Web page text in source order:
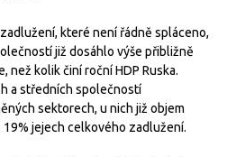
které není řádně spláceno,
již dosáhlo výše přibližně
než kolik činí roční HDP Ruska.
a středních společností
sektorech, u nich již objem
jejech celkového zadlužení.